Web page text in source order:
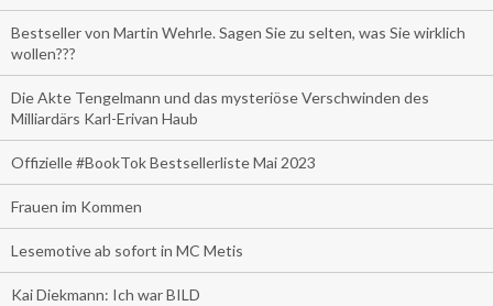
Bestseller von Martin Wehrle. Sagen Sie zu selten, was Sie wirklich
wollen???
Die Akte Tengelmann und das mysteriöse Verschwinden des
Milliardärs Karl-Erivan Haub
Offizielle #BookTok Bestsellerliste Mai 2023
Frauen im Kommen
Lesemotive ab sofort in MC Metis
Kai Diekmann: Ich war BILD